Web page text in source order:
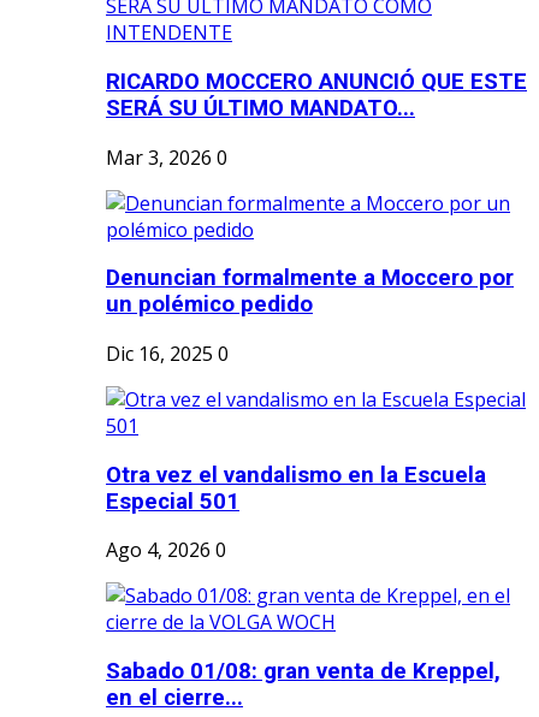
RICARDO MOCCERO ANUNCIÓ QUE ESTE
SERÁ SU ÚLTIMO MANDATO...
Mar 3, 2026 0
Denuncian formalmente a Moccero por
un polémico pedido
Dic 16, 2025 0
Otra vez el vandalismo en la Escuela
Especial 501
Ago 4, 2026 0
Sabado 01/08: gran venta de Kreppel,
en el cierre...